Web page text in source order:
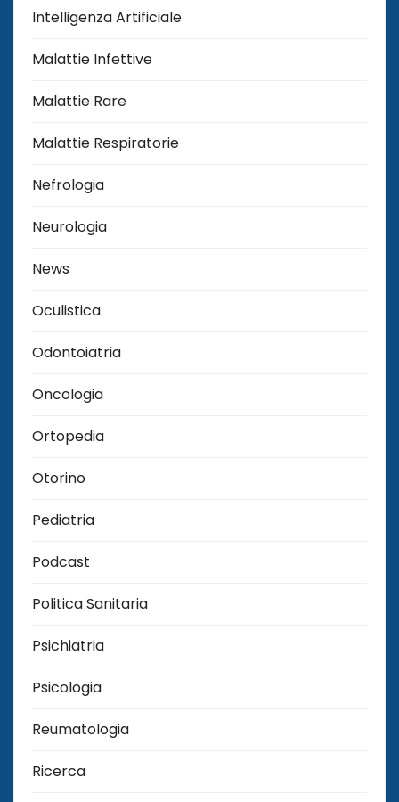
Intelligenza Artificiale
Malattie Infettive
Malattie Rare
Malattie Respiratorie
Nefrologia
Neurologia
News
Oculistica
Odontoiatria
Oncologia
Ortopedia
Otorino
Pediatria
Podcast
Politica Sanitaria
Psichiatria
Psicologia
Reumatologia
Ricerca